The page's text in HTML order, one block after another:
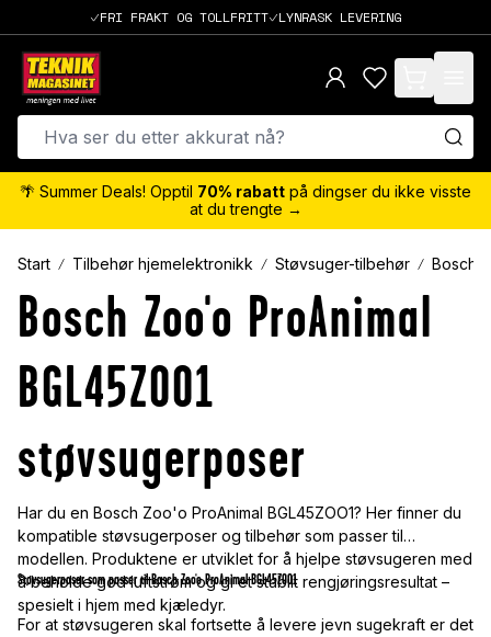
FRI FRAKT OG TOLLFRITT LYNRASK LEVERING
items in cart,
🌴 Summer Deals! Opptil 70% rabatt på dingser du ikke visste
at du trengte →
Start Tilbehør hjemelektronikk Støvsuger-tilbehør Bosch
Bosch Zoo'o ProAnimal
BGL45ZOO1
støvsugerposer
Har du en Bosch Zoo'o ProAnimal BGL45ZOO1? Her finner du
kompatible støvsugerposer og tilbehør som passer til
modellen. Produktene er utviklet for å hjelpe støvsugeren med
å beholde god luftstrøm og gi et stabilt rengjøringsresultat –
spesielt i hjem med kjæledyr.
Støvsugerposer som passer til Bosch Zoo'o ProAnimal BGL45ZOO1
For at støvsugeren skal fortsette å levere jevn sugekraft er det